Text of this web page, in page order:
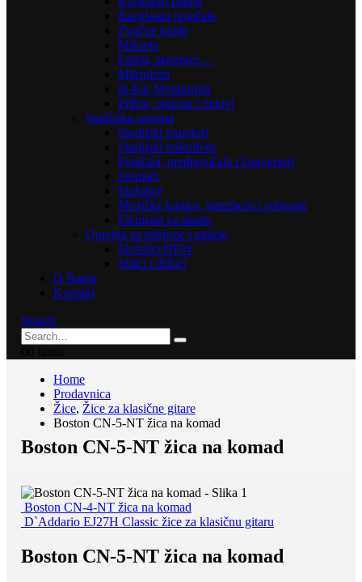
Razglasna pojačala
Zvučne kutije
Miksete
Efekti, skretnice…
Mikrofoni
In-Ear Monitoring
Pribor, oprema i delovi
Studijska oprema
Studijski monitori
Studijski mikrofoni
Pojačala, predpojačala i konvertori
Snimači
Slušalice
Muzičke kartice, interfaces i software
Elementi za studio
Oprema za telefone i tablete
SlušaliceNEW
Stalci i držači
O Nama
Kontakt
Search
Home
Prodavnica
Žice, Žice za klasične gitare
Boston CN-5-NT žica na komad
Boston CN-5-NT žica na komad
Boston CN-4-NT žica na komad
D`Addario EJ27H Classic žice za klasičnu gitaru
Boston CN-5-NT žica na komad